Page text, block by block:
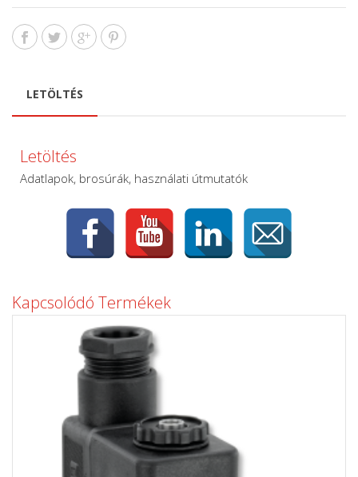
LETÖLTÉS
Letöltés
Adatlapok, brosúrák, használati útmutatók
Kapcsolódó Termékek